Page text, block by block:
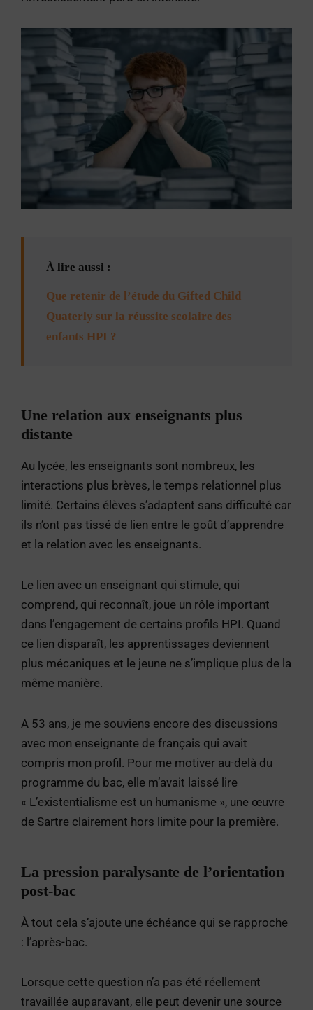
À lire aussi :
Que retenir de l’étude du Gifted Child
Quaterly sur la réussite scolaire des
enfants HPI ?
Une relation aux enseignants plus
distante
Au lycée, les enseignants sont nombreux, les
interactions plus brèves, le temps relationnel plus
limité. Certains élèves s’adaptent sans difficulté car
ils n’ont pas tissé de lien entre le goût d’apprendre
et la relation avec les enseignants.
Le lien avec un enseignant qui stimule, qui
comprend, qui reconnaît, joue un rôle important
dans l’engagement de certains profils HPI. Quand
ce lien disparaît, les apprentissages deviennent
plus mécaniques et le jeune ne s’implique plus de la
même manière.
A 53 ans, je me souviens encore des discussions
avec mon enseignante de français qui avait
compris mon profil. Pour me motiver au-delà du
programme du bac, elle m’avait laissé lire
« L’existentialisme est un humanisme », une œuvre
de Sartre clairement hors limite pour la première.
La pression paralysante de l’orientation
post-bac
À tout cela s’ajoute une échéance qui se rapproche
: l’après-bac.
Lorsque cette question n’a pas été réellement
travaillée auparavant, elle peut devenir une source